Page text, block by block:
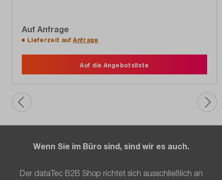
Auf Anfrage
Lieferzeit aufAnfrage
Auf die Angebotsliste
Wenn Sie im Büro sind, sind wir es auch.
Der dataTec B2B Shop richtet sich ausschließlich an